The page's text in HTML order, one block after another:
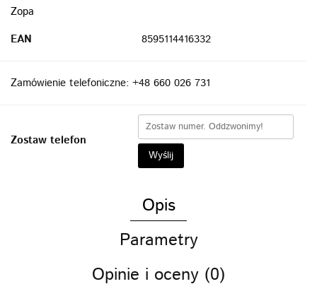
Zopa
EAN
8595114416332
Zamówienie telefoniczne: +48 660 026 731
Zostaw telefon
Wyślij
Opis
Parametry
Opinie i oceny (0)